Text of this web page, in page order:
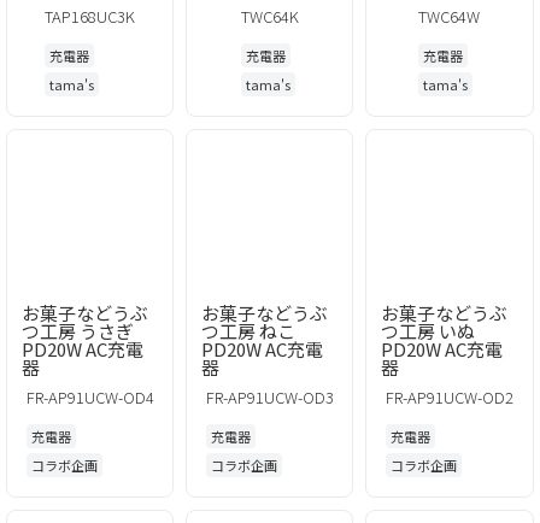
TAP168UC3K
充電器
tama's
TWC64K
充電器
tama's
TWC64W
充電器
tama's
お菓子などうぶ
つ工房 うさぎ
PD20W AC充電
器
FR-AP91UCW-OD4
充電器
コラボ企画
お菓子などうぶ
つ工房 ねこ
PD20W AC充電
器
FR-AP91UCW-OD3
充電器
コラボ企画
お菓子などうぶ
つ工房 いぬ
PD20W AC充電
器
FR-AP91UCW-OD2
充電器
コラボ企画